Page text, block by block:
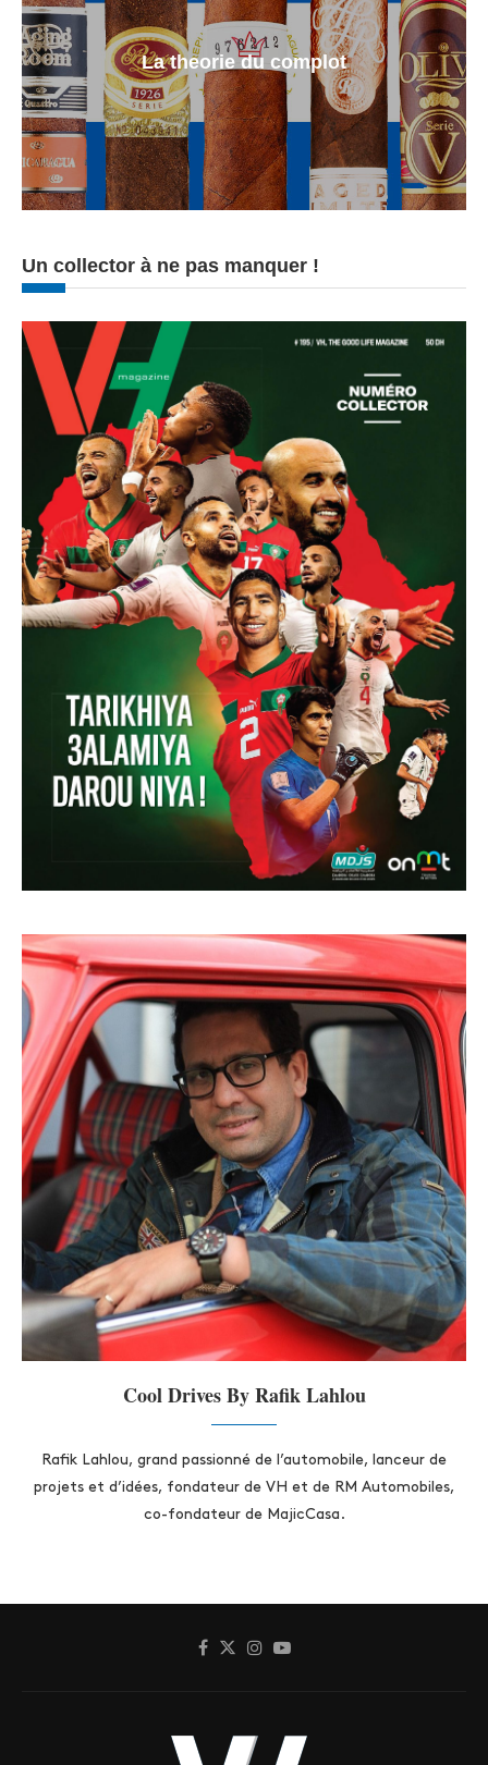
La theorie du complot
Un collector à ne pas manquer !
Cool Drives By Rafik Lahlou
Rafik Lahlou, grand passionné de l’automobile, lanceur de
projets et d’idées, fondateur de VH et de RM Automobiles,
co-fondateur de MajicCasa.